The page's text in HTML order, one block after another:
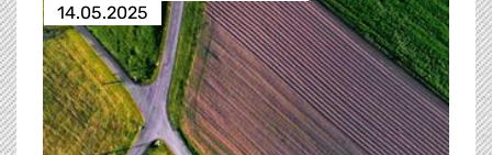
14.05.2025